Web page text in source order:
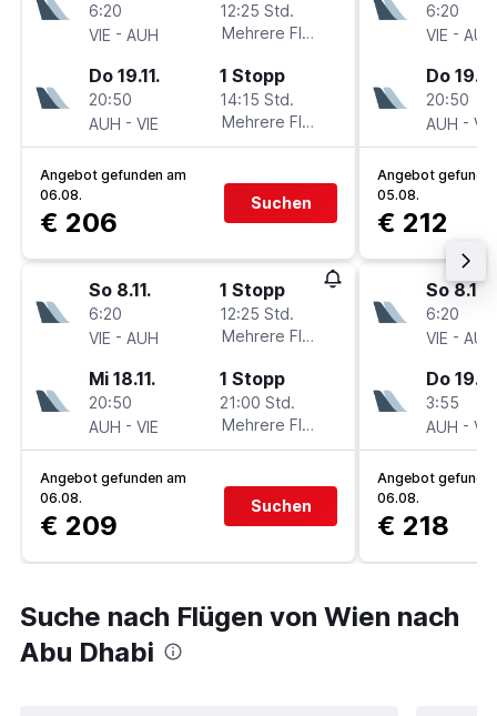
6:20
VIE - AUH
12:25 Std.
Mehrere Fluglinien
Do 19.11.
20:50
AUH - VIE
1 Stopp
14:15 Std.
Mehrere Fluglinien
Angebot gefunden am
06.08.
€ 206
Suchen
So 8.11.
6:20
VIE - AUH
1 Stopp
12:25 Std.
Mehrere Fluglinien
Mi 18.11.
20:50
AUH - VIE
1 Stopp
21:00 Std.
Mehrere Fluglinien
Angebot gefunden am
06.08.
€ 209
Suchen
6:20
VIE - AUH
Do 19.11.
20:50
AUH - VIE
Angebot
05.08.
€ 212
So 8.11.
6:20
VIE - AUH
Do 19.11.
3:55
AUH - VIE
Angebot
06.08.
€ 218
Suche nach Flügen von Wien nach
Abu Dhabi